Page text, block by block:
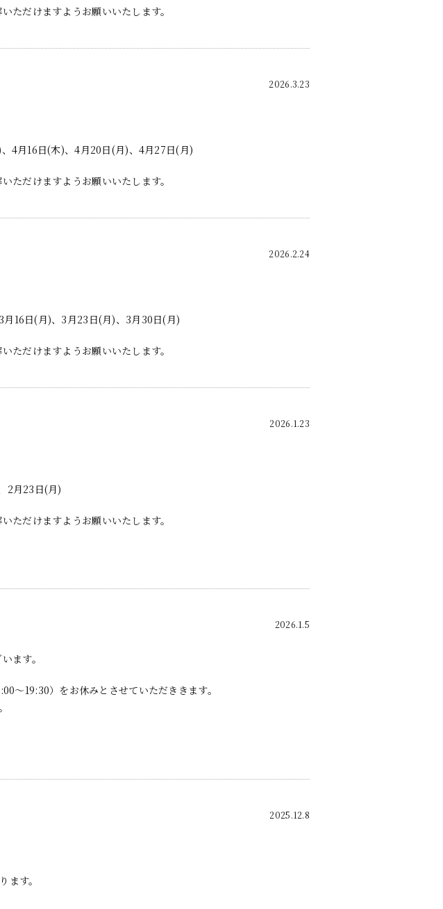
ただけますようお願いいたします。
2026.3.23
4月16日(木)、4月20日(月)、4月27日(月)
ただけますようお願いいたします。
2026.2.24
16日(月)、3月23日(月)、3月30日(月)
ただけますようお願いいたします。
2026.1.23
2月23日(月)
ただけますようお願いいたします。
2026.1.5
ます。
～19:30）をお休みとさせていただききます。
2025.12.8
す。